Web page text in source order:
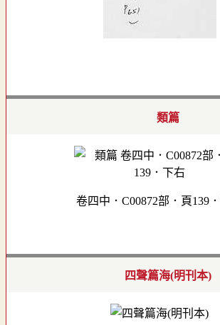
類篇
卷四中．C00872部．頁139
四聲篇海(明刊本)